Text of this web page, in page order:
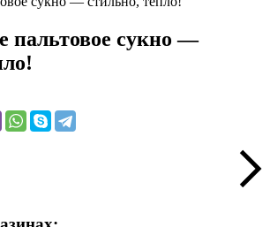
пальтовое сукно —